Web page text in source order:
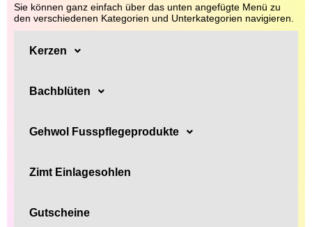
Sie können ganz einfach über das unten angefügte Menü zu
den verschiedenen Kategorien und Unterkategorien navigieren.
Kerzen
Bachblüten
Gehwol Fusspflegeprodukte
Zimt Einlagesohlen
Gutscheine